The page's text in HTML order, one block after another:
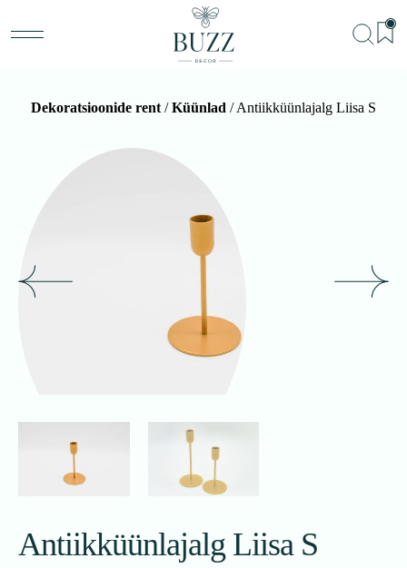
Dekoratsioonide rent /Küünlad / Antiikküünlajalg Liisa S
Antiikküünlajalg Liisa S